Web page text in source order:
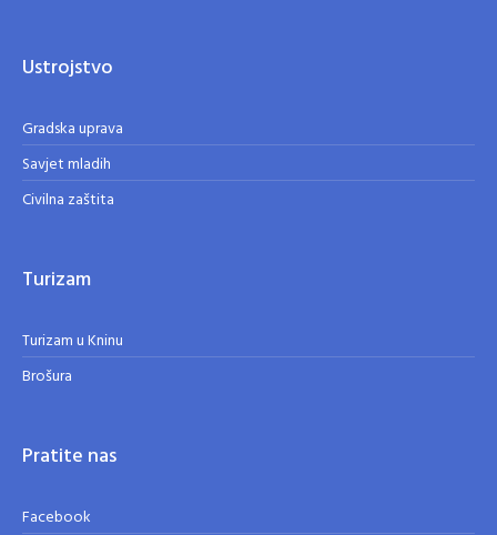
Ustrojstvo
Gradska uprava
Savjet mladih
Civilna zaštita
Turizam
Turizam u Kninu
Brošura
Pratite nas
Facebook